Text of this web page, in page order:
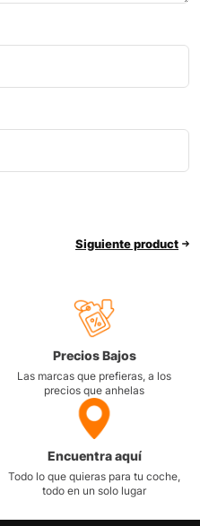
Siguiente product
Precios Bajos
Las marcas que prefieras, a los
precios que anhelas
Encuentra aquí
Todo lo que quieras para tu coche,
todo en un solo lugar